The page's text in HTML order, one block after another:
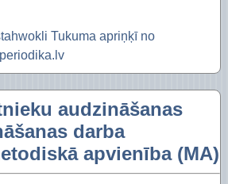
Tukuma apriņķī no
audzināšanas
darba
apvienība (MA)